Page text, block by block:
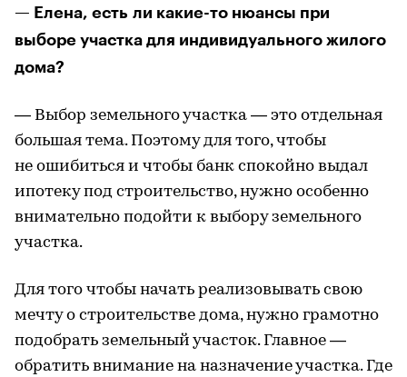
— Елена, есть ли какие-то нюансы при
выборе участка для индивидуального жилого
дома?
— Выбор земельного участка — это отдельная
большая тема. Поэтому для того, чтобы
не ошибиться и чтобы банк спокойно выдал
ипотеку под строительство, нужно особенно
внимательно подойти к выбору земельного
участка.
Для того чтобы начать реализовывать свою
мечту о строительстве дома, нужно грамотно
подобрать земельный участок. Главное —
обратить внимание на назначение участка. Где